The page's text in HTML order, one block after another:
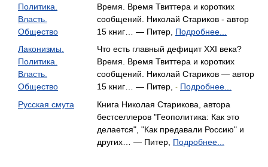
Политика.
Власть.
Общество
Время. Время Твиттера и коротких
сообщений. Николай Стариков - автор
15 книг… — Питер, Подробнее...
Лаконизмы.
Политика.
Власть.
Общество
Что есть главный дефицит XXI века?
Время. Время Твиттера и коротких
сообщений. Николай Стариков — автор
15 книг… — Питер,
- Подробнее...
Русская смута
Книга Николая Старикова, автора
бестселлеров "Геополитика: Как это
делается", "Как предавали Россию" и
других… — Питер, Подробнее...